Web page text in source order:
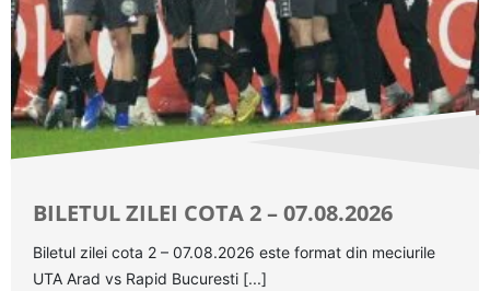
BILETUL ZILEI COTA 2 – 07.08.2026
Biletul zilei cota 2 – 07.08.2026 este format din meciurile
UTA Arad vs Rapid Bucuresti [...]